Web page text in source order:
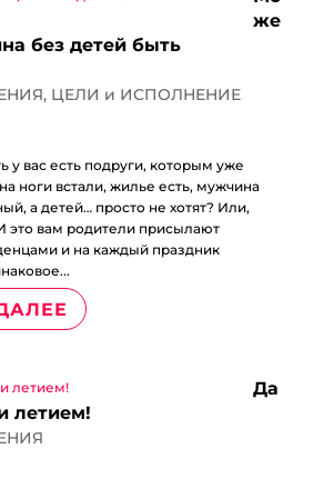
же
без детей быть
, ЦЕЛИ и ИСПОЛНЕНИЕ
у вас есть подруги, которым уже
ноги встали, жилье есть, мужчина
а детей… просто не хотят? Или,
это вам родители присылают
и на каждый праздник
Да
летием!